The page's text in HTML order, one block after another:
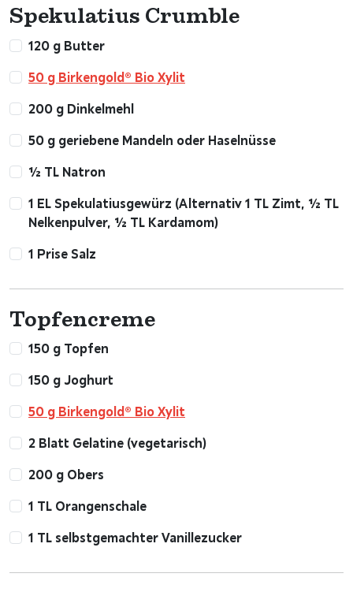
Spekulatius Crumble
120 g Butter
50 g Birkengold® Bio Xylit
200 g Dinkelmehl
50 g geriebene Mandeln oder Haselnüsse
½ TL Natron
1 EL Spekulatiusgewürz (Alternativ 1 TL Zimt, ½ TL
Nelkenpulver, ½ TL Kardamom)
1 Prise Salz
Topfencreme
150 g Topfen
150 g Joghurt
50 g Birkengold® Bio Xylit
2 Blatt Gelatine (vegetarisch)
200 g Obers
1 TL Orangenschale
1 TL selbstgemachter Vanillezucker